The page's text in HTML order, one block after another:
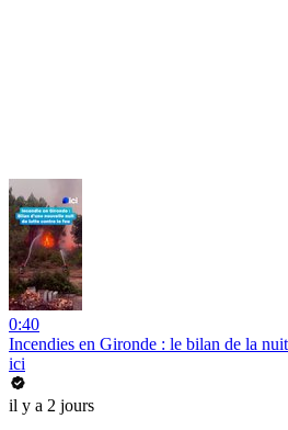
0:40
Incendies en Gironde : le bilan de la
ici
il y a 2 jours